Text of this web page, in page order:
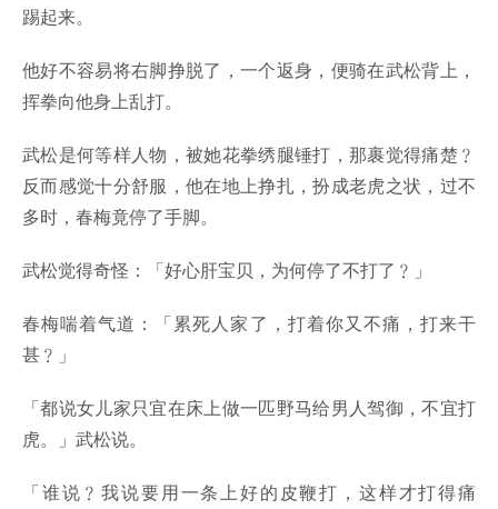
踢起来。
他好不容易将右脚挣脱了，一个返身，便骑在武松背上，
挥拳向他身上乱打。
武松是何等样人物，被她花拳绣腿锤打，那裹觉得痛楚﹖
反而感觉十分舒服，他在地上挣扎，扮成老虎之状，过不
多时，春梅竟停了手脚。
武松觉得奇怪：「好心肝宝贝，为何停了不打了﹖」
春梅喘着气道：「累死人家了，打着你又不痛，打来干
甚﹖」
「都说女儿家只宜在床上做一匹野马给男人驾御，不宜打
虎。」武松说。
「谁说﹖我说要用一条上好的皮鞭打，这样才打得痛